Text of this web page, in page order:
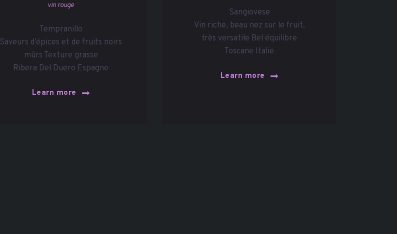
vin rouge
Tempranillo
Saveurs d’épices et de fruits noirs
mûrs Texture grasse
Ribera Del Duero Espagne
Learn more
Sangiovese
Vin riche, beau nez sur le fruit,
très versatile Bel équilibre
Toscane Italie
Learn more